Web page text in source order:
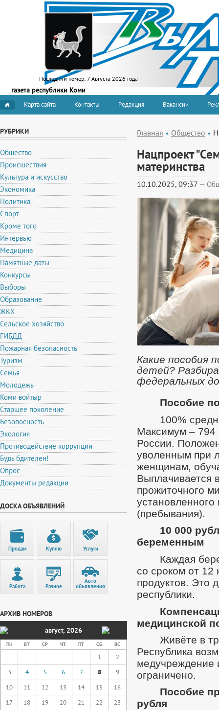
Последний номер: 7 Августа 2026 года
газета республики Коми
Карта сайта Контакты Редакция Вакансии
РУБРИКИ
Общество
Происшествия
Культура и искусство
Экономика
Политика
Спорт
Кроме того
Интервью
Медицина
Памятные даты
Конкурсы
Выборы
Образование
ЖКХ
Сельское хозяйство
ГИБДД
Пожарная безопасность
Туризм
Семья
Молодежь
Коми войтыр
Старшее поколение
Безопосность
Экология
Противодействие коррупции
Будь бдителен!
Опрос
Документы редакции
ДОСКА ОБЪЯВЛЕНИЙ
Продам Куплю Услуги
Работа Разное
Авто
объявления
АРХИВ НОМЕРОВ
август, 2026
ПН ВТ СР ЧТ ПТ СБ ВС
1
2
3
4 5 6 7 8
9
10
11 12 13 14 15
16
17
18 19 20 21 22
23
Главная Общество
Нацпроект
материнства
10.10.2025, 09:37 —
Какие пособия
детей?
федеральных
Пособие
100%
Максимум – 794
России.
уволенным при
женщинам,
Выплачивается
прожиточного
(пребывания).
10 000
беременным
Каждая
со сроком от 12
продуктов. Это
республики.
медицинской
Живёте в
Республика
медучреждение
ограничено.
Пособие
рубля